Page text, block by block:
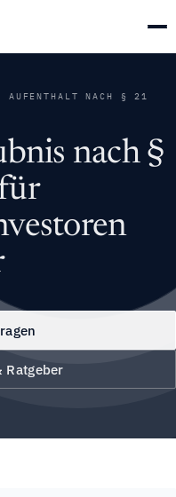
AUFENTHALT NACH § 21
nach §
Ratgeber